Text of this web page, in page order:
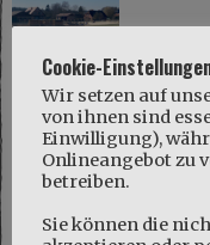
Maskenpflicht auch
Marie
Cookie-
Wir setzen auf
von ihnen sind
Einwilligung),
Onlineangebot zu
betreiben.
Sie können die